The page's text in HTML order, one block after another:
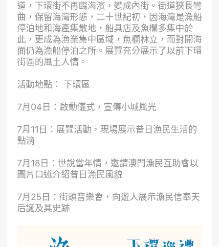
道，下環街不再臨海濱，變成內街。街道狹長彎
曲，保留海灣形態，二十世紀初，因海灣是漁船
停泊地和海產集散地，船具店及魚欄多集中於
此，更成為漁業集中區域，魚欄林立，而對開海
面仍為漁船停泊之所。展覽充分展示了以前下環
街區的風土人情。
活動地點： 下環區
7月04日：啟動儀式，宣傳小城風光
7月11日：展覽活動，現場展示昔日漁民生活的
點滴
7月18日：世說當年情，邀請澳門漁民互助會以
圖片口述介紹昔日漁民風貌
7月25日：街頭音樂會，向遊人展示漁民信奉天
后誕及其史跡